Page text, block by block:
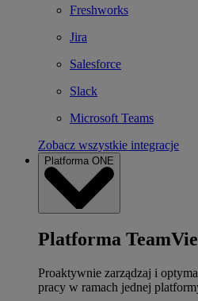
Freshworks
Jira
Salesforce
Slack
Microsoft Teams
Zobacz wszystkie integracje
Platforma ONE
Platforma
Proaktywnie zarządzaj i
pracy w ramach jednej